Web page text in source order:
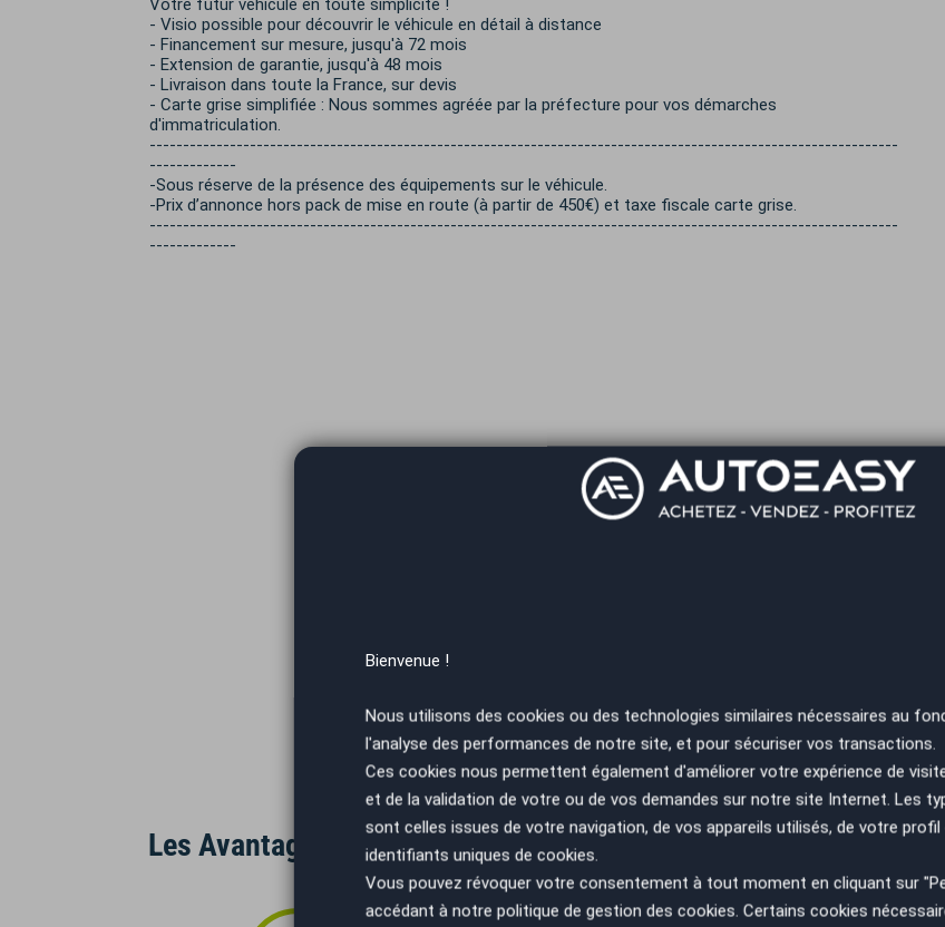
Votre futur véhicule en toute simplicité !
- Visio possible pour découvrir le véhicule en détail à distance
- Financement sur mesure, jusqu'à 72 mois
- Extension de garantie, jusqu'à 48 mois
- Livraison dans toute la France, sur devis
- Carte grise simplifiée : Nous sommes agréée par la préfecture pour vos démarches
d'immatriculation.
----------------------------------------------------------------------------------------------------------------
-------------
-Sous réserve de la présence des équipements sur le véhicule.
-Prix d’annonce hors pack de mise en route (à partir de 450€) et taxe fiscale carte grise.
----------------------------------------------------------------------------------------------------------------
-------------
Les Avantages AutoEasy
Bienvenue !
Nous utilisons des cookies ou des technologies similaires nécessaires au
l'analyse des performances de notre site, et pour sécuriser vos transactions.
Ces cookies nous permettent également d'améliorer votre expérience de
et de la validation de votre ou de vos demandes sur notre site Internet. Les
sont celles issues de votre navigation, de vos appareils utilisés, de votre profil
identifiants uniques de cookies.
Vous pouvez révoquer votre consentement à tout moment en cliquant sur
accédant à notre politique de gestion des cookies. Certains cookies